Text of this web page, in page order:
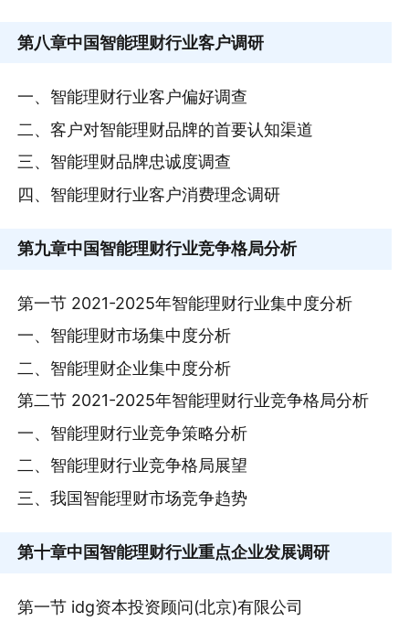
第八章中国智能理财行业客户调研
一、智能理财行业客户偏好调查
二、客户对智能理财品牌的首要认知渠道
三、智能理财品牌忠诚度调查
四、智能理财行业客户消费理念调研
第九章中国智能理财行业竞争格局分析
第一节 2021-2025年智能理财行业集中度分析
一、智能理财市场集中度分析
二、智能理财企业集中度分析
第二节 2021-2025年智能理财行业竞争格局分析
一、智能理财行业竞争策略分析
二、智能理财行业竞争格局展望
三、我国智能理财市场竞争趋势
第十章中国智能理财行业重点企业发展调研
第一节 idg资本投资顾问(北京)有限公司